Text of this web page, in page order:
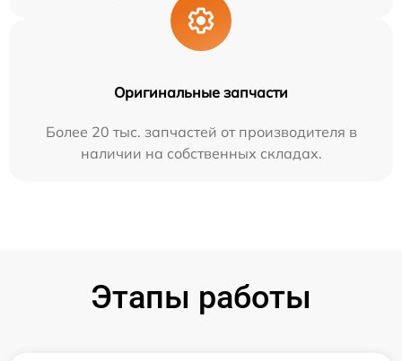
Оригинальные запчасти
Более 20 тыс. запчастей от производителя в
наличии на собственных складах.
Этапы работы